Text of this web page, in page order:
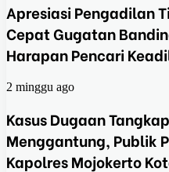
Apresiasi Pengadilan
Cepat Gugatan
Harapan Pencari
2 minggu ago
Kasus Dugaan
Menggantung, Publik
Kapolres Mojokerto